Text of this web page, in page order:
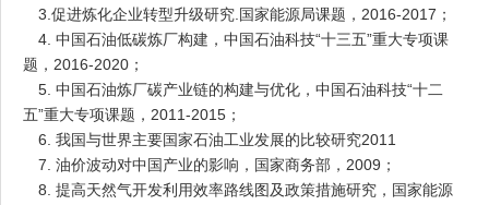
3. 促进炼化企业转型升级研究. 国家能源局课题， 2016-2017 ；
4. 中国石油低碳炼厂构建，中国石油科技“十三五”重大专项课
题， 2016-2020 ；
5. 中国石油炼厂碳产业链的构建与优化，中国石油科技“十二
五”重大专项课题， 2011-2015 ；
6. 我国与世界主要国家石油工业发展的比较研究2011
7. 油价波动对中国产业的影响，国家商务部， 2009 ；
8. 提高天然气开发利用效率路线图及政策措施研究，国家能源